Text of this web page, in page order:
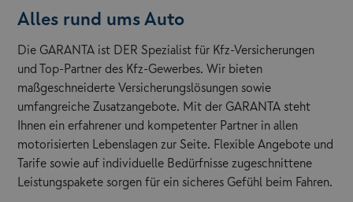
Alles rund ums Auto
Die GARANTA ist DER Spezialist für Kfz-Versicherungen
und Top-Partner des Kfz-Gewerbes. Wir bieten
maßgeschneiderte Versicherungslösungen sowie
umfangreiche Zusatzangebote. Mit der GARANTA steht
Ihnen ein erfahrener und kompetenter Partner in allen
motorisierten Lebenslagen zur Seite. Flexible Angebote und
Tarife sowie auf individuelle Bedürfnisse zugeschnittene
Leistungspakete sorgen für ein sicheres Gefühl beim Fahren.